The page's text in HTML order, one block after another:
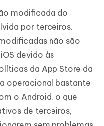
modificada do
por terceiros.
não são
devido às
da App Store da
operacional bastante
o Android, o que
de terceiros,